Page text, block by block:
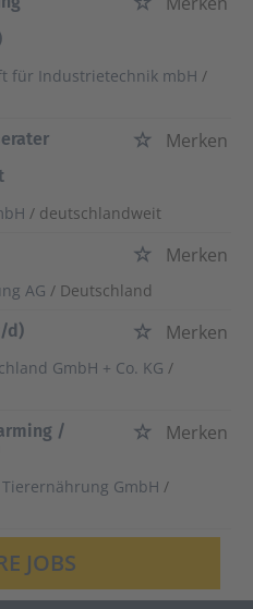
für Industrietechnik mbH /
Merken
/ deutschlandweit
Merken
AG / Deutschland
d)
Merken
GmbH + Co. KG /
/
Merken
GmbH /
JOBS